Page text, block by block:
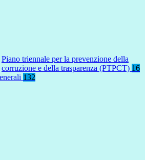
Piano triennale per la prevenzione della
corruzione e della trasparenza (PTPCT) 16
132